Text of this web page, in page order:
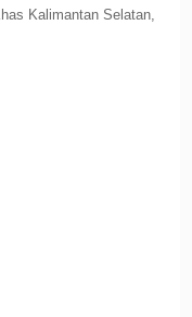
Kalimantan Selatan